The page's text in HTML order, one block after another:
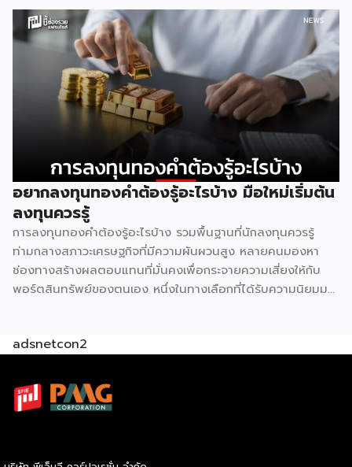
ไม่ใช่เรื่องบังเอิญ และไม่ใช่เรื่องที่แบรนด์ใดไล่ตามแบรนด์ใด แต่
เป็นผลลัพธ์ตามธรรมชาติของกลไกตลาดค้าปลีก 1. ทำเลที่ดี
มีอยู่จำกัด ธุรกิจค้าปลีกทุกประเภทต้องพึ่งพา “จุดตัดของการ
สัญจร” เป็นหัวใจหลัก ไม่ว่าจะเป็นสี่แยกไฟแดง ปากซอยที่คนเข้า
ออกทุกวัน หน้าปั๊มน้ำมัน หรือหน้าคอนโดที่มีคนเดินผ่านหนาแน่น
ทำเลลักษณะนี้ในแต่ละพื้นที่มีจำนวนจำกัดมาก ทั้ง 7-Eleven และ
CJ More ต่างก็มองหาปัจจัยเดียวกันคือปริมาณคนเดินผ่าน
สูงสุด จุดที่ตอบโจทย์ได้ดีที่สุดจึงมักเหลืออยู่ไม่กี่จุดในแต่ละย่าน
ผลคือทั้งสองแบรนด์ไปกระจุกตัวอยู่ในบริเวณเดียวกันโดย
ธรรมชาติ ไม่ต่างจากปั๊มน้ำมันหลายเจ้าที่มักตั้งอยู่ตรงข้ามกันบน
ถนนสายหลัก 2. ทฤษฎีคลัสเตอร์การค้า รวมกันแข็งกว่าแยกกัน
ในทางเศรษฐศาสตร์ค้าปลีกมีหลักการที่เรียกว่า retail
agglomeration หรือการรวมกลุ่มธุรกิจประเภทเดียวกันไว้ในจุด
เดียว ฟังดูขัดสามัญสำนึกที่ว่าคู่แข่งควรหนีห่างกันไว้ แต่ในความ
จริงกลับตรงกันข้าม เพราะจุดที่มี 7-Eleven และ CJ More อยู่
ด้วยกันจะกลายเป็น “จุดหมายปลายทาง” […]
อยากลงทุนทองคำต้องรู้อะไรบ้าง มือใหม่เริ่มต้น
ลงทุนควรรู้
การลงทุนทองคำต้องรู้อะไรบ้าง รวมพื้นฐานที่นักลงทุนควรรู้
ท่ามกลางสภาวะเศรษฐกิจที่มีความผันผวนสูง หลายคนมองหา
ช่องทางสร้างผลตอบแทนที่มั่นคงเพื่อกระจายความเสี่ยงให้กับ
พอร์ตสินทรัพย์ของตนเอง หนึ่งในทางเลือกที่ได้รับความนิยมมา
นั้น มีรายละเอียดสำคัญหลายประการที่ต้องทำความเข้าใจให้
ข้อมูลพื้นฐานที่จำเป็นต่อการเตรียมตัวกันก่อนว่ามีประเด็นใดบ้าง
ที่เราต้องศึกษาให้รอบคอบ การลงทุนทองคำ คืออะไร G H
คอยให้มูลค่าของสิ่งนี้ปรับตัวสูงขึ้นเมื่อเวลาผ่านไป โลหะมีค่าชนิด
adsnetcon2